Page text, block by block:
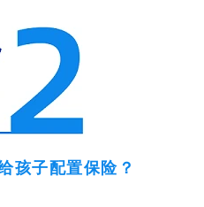
孩子配置保险？